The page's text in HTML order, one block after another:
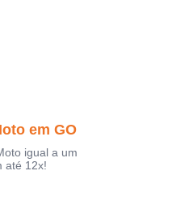
em GO
igual a um
até 12x!